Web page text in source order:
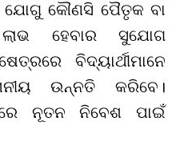
କୌଣସି ପୈତୃକ ବା
ହେବାର ସୁଯୋଗ
ବିଦ୍ୟାର୍ଥୀମାନେ
ଉନ୍ନତି କରିବେ।
ନୂତନ ନିବେଶ ପାଇଁ